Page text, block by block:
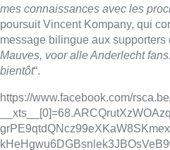
mes connaissances avec les
poursuit Vincent Kompany, qui
message bilingue aux supporters
Mauves, voor alle Anderlecht
bientôt“.
https://www.facebook.com/